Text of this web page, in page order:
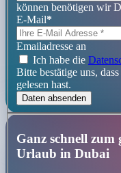
können benötigen wir
E-Mail*
Emailadresse an
Ich habe die
Bitte bestätige uns,
gelesen hast.
Daten absenden
Ganz schnell
Urlaub in Dubai